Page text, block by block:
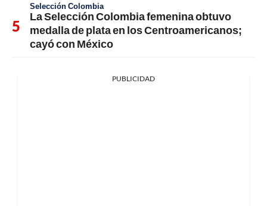
Selección Colombia
La Selección Colombia femenina obtuvo
medalla de plata en los Centroamericanos;
cayó con México
PUBLICIDAD